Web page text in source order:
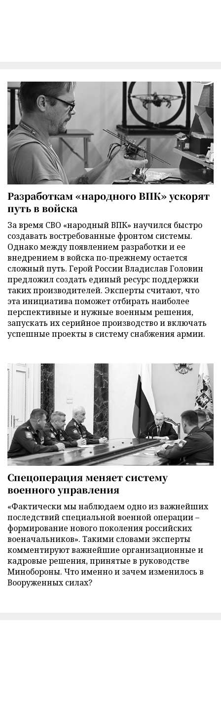
Разработкам «народного ВПК» ускорят
путь в войска
За время СВО «народный ВПК» научился быстро
создавать востребованные фронтом системы.
Однако между появлением разработки и ее
внедрением в войска по-прежнему остается
сложный путь. Герой России Владислав Головин
предложил создать единый ресурс поддержки
таких производителей. Эксперты считают, что
эта инициатива поможет отбирать наиболее
перспективные и нужные военным решения,
запускать их серийное производство и включать
успешные проекты в систему снабжения армии.
Спецоперация меняет систему
военного управления
«Фактически мы наблюдаем одно из важнейших
последствий специальной военной операции –
формирование нового поколения российских
военачальников». Такими словами эксперты
комментируют важнейшие организационные и
кадровые решения, принятые в руководстве
Минобороны. Что именно и зачем изменилось в
Вооруженных силах?